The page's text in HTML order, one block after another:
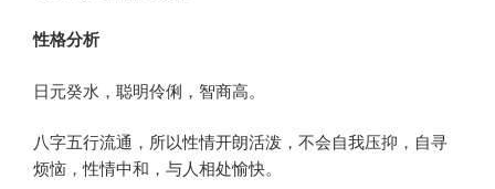
性格分析
日元癸水，聪明伶俐，智商高。
八字五行流通，所以性情开朗活泼，不会自我压抑，自寻
烦恼，性情中和，与人相处愉快。